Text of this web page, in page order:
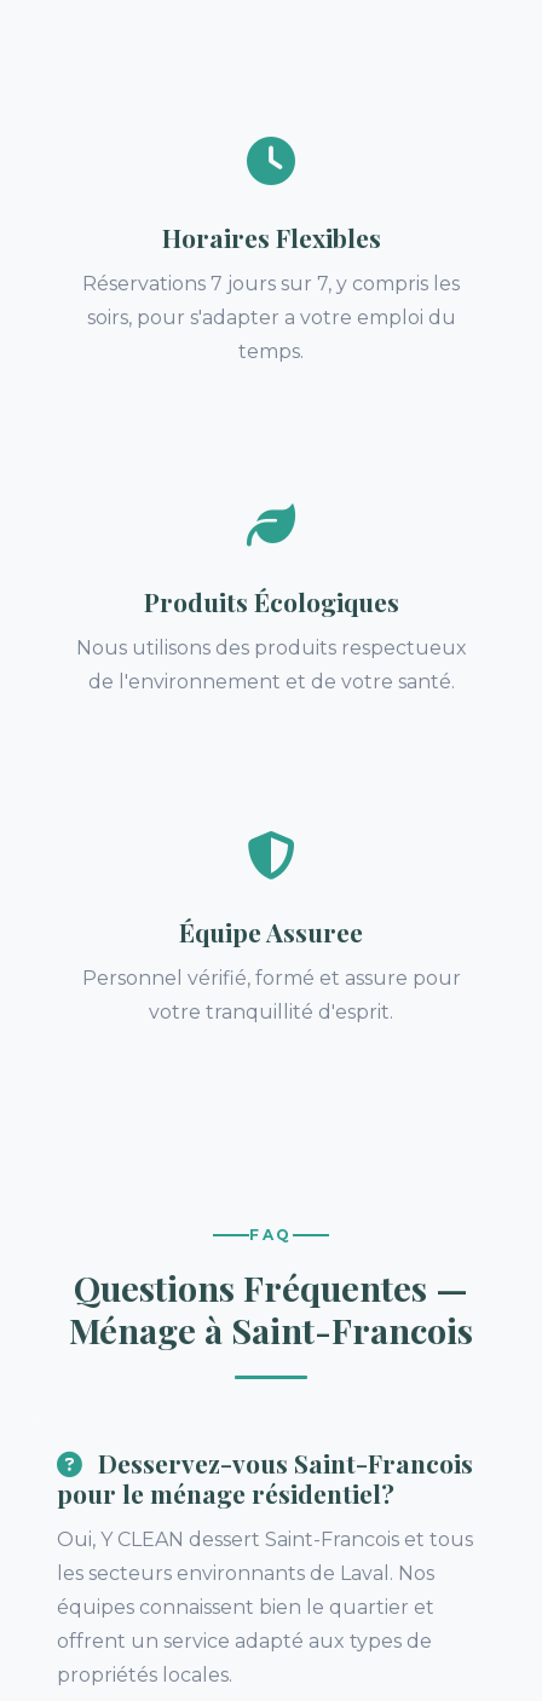
Horaires Flexibles
Réservations 7 jours sur 7, y compris les
soirs, pour s'adapter a votre emploi du
temps.
Produits Écologiques
Nous utilisons des produits respectueux
de l'environnement et de votre santé.
Équipe Assuree
Personnel vérifié, formé et assure pour
votre tranquillité d'esprit.
FAQ
Questions Fréquentes —
Ménage à Saint-Francois
Desservez-vous Saint-Francois
pour le ménage résidentiel?
Oui, Y CLEAN dessert Saint-Francois et tous
les secteurs environnants de Laval. Nos
équipes connaissent bien le quartier et
offrent un service adapté aux types de
propriétés locales.